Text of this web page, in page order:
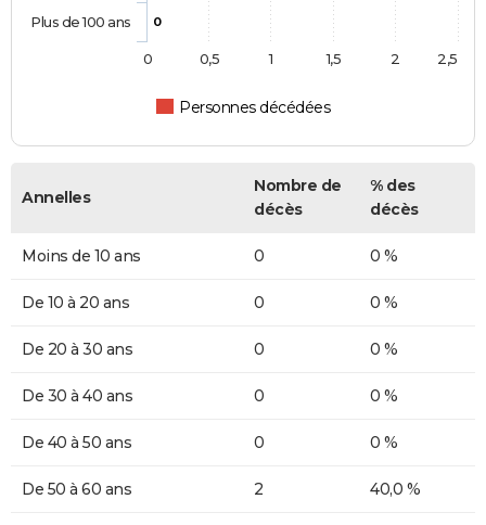
0
Personnes décédées
Plus de 100 ans
0 0,5 1 1,5 2 2,5
Annelles
Nombre de
décès
% des
décès
Moins de 10 ans 0 0 %
De 10 à 20 ans 0 0 %
De 20 à 30 ans 0 0 %
De 30 à 40 ans 0 0 %
De 40 à 50 ans 0 0 %
De 50 à 60 ans 2 40,0 %